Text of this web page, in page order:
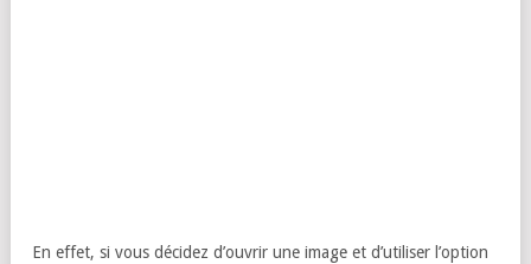
En effet, si vous décidez d’ouvrir une image et d’utiliser l’option